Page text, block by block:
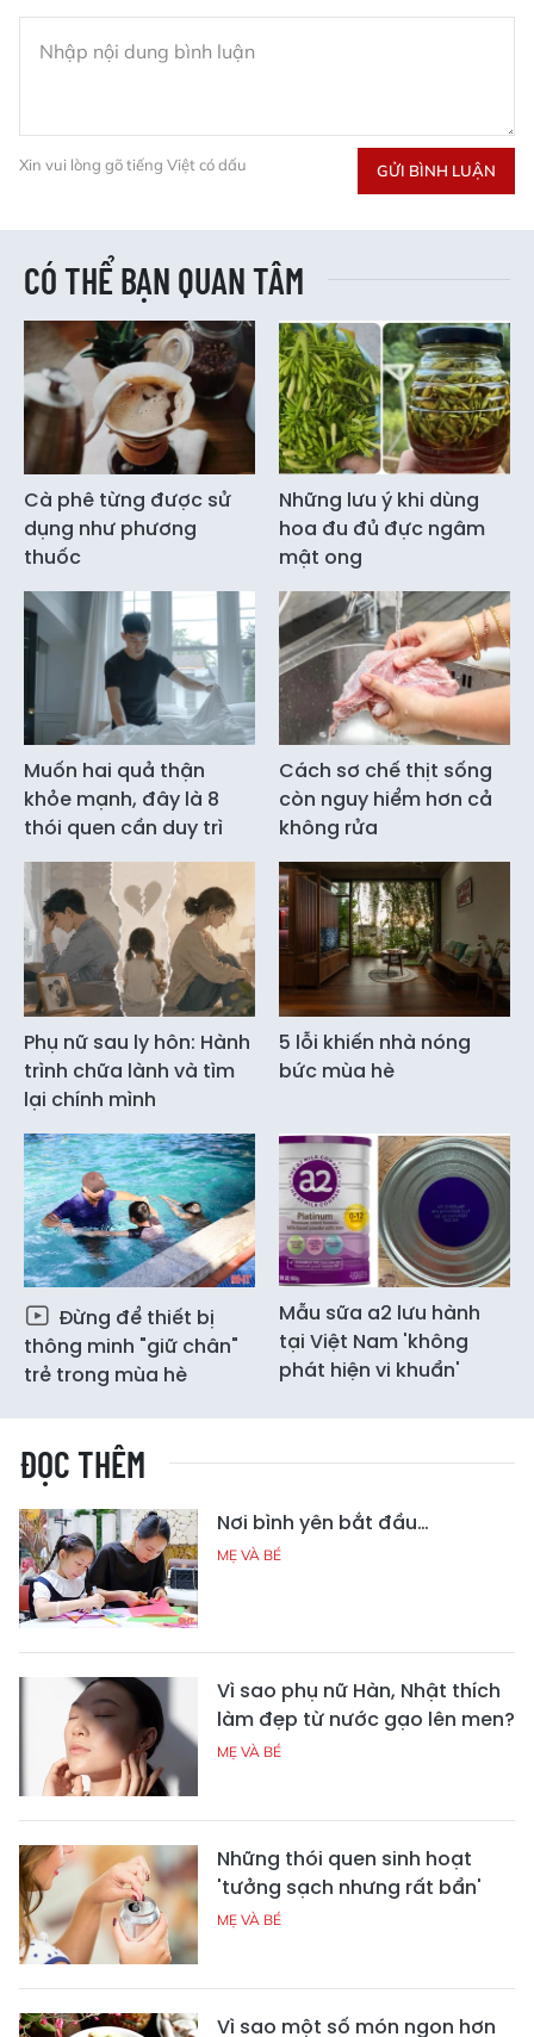
Xin vui lòng gõ tiếng Việt có dấu GỬI BÌNH LUẬN
CÓ THỂ BẠN QUAN TÂM
Cà phê từng được sử
dụng như phương
thuốc
Những lưu ý khi dùng
hoa đu đủ đực ngâm
mật ong
Muốn hai quả thận
khỏe mạnh, đây là 8
thói quen cần duy trì
Cách sơ chế thịt sống
còn nguy hiểm hơn cả
không rửa
Phụ nữ sau ly hôn: Hành
trình chữa lành và tìm
lại chính mình
5 lỗi khiến nhà nóng
bức mùa hè
Đừng để thiết bị
thông minh "giữ chân"
trẻ trong mùa hè
Mẫu sữa a2 lưu hành
tại Việt Nam 'không
phát hiện vi khuẩn'
ĐỌC THÊM
Nơi bình yên bắt đầu…
MẸ VÀ BÉ
Vì sao phụ nữ Hàn, Nhật thích
làm đẹp từ nước gạo lên men?
MẸ VÀ BÉ
Những thói quen sinh hoạt
'tưởng sạch nhưng rất bẩn'
MẸ VÀ BÉ
Vì sao một số món ngon hơn